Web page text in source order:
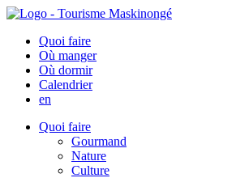
Quoi faire
Où manger
Où dormir
Calendrier
en
Quoi faire
Gourmand
Nature
Culture